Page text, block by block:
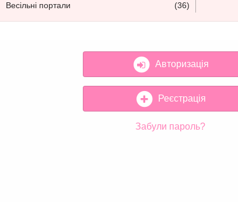
Весільні портали
(36)
Авторизація
Реєстрація
Забули пароль?